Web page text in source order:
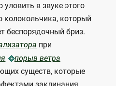
уловить в звуке этого
колокольчика, который
беспорядочный бриз.
при
порыв ветра
существ, которые